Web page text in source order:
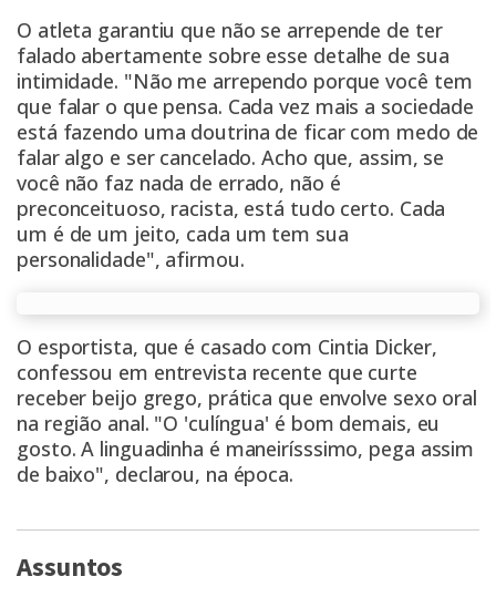
O atleta garantiu que não se arrepende de ter
falado abertamente sobre esse detalhe de sua
intimidade. "Não me arrependo porque você tem
que falar o que pensa. Cada vez mais a sociedade
está fazendo uma doutrina de ficar com medo de
falar algo e ser cancelado. Acho que, assim, se
você não faz nada de errado, não é
preconceituoso, racista, está tudo certo. Cada
um é de um jeito, cada um tem sua
personalidade", afirmou.
O esportista, que é casado com Cintia Dicker,
confessou em entrevista recente que curte
receber beijo grego, prática que envolve sexo oral
na região anal. "O 'culíngua' é bom demais, eu
gosto. A linguadinha é maneirísssimo, pega assim
de baixo", declarou, na época.
Assuntos